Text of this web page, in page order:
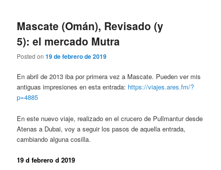
Mascate (Omán), Revisado (y
5): el mercado Mutra
Posted on19 de febrero de 2019
En abril de 2013 iba por primera vez a Mascate. Pueden ver mis
antiguas impresiones en esta entrada: https://viajes.ares.fm/?
p=4885
En este nuevo viaje, realizado en el crucero de Pullmantur desde
Atenas a Dubai, voy a seguir los pasos de aquella entrada,
cambiando alguna cosilla.
19 d febrero d 2019